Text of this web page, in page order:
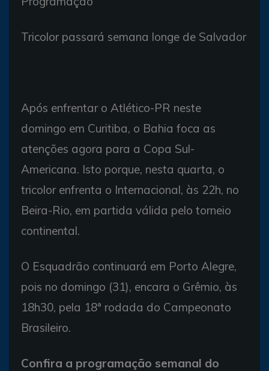
Tricolor passará semana longe de Salvador
Após enfrentar o Atlético-PR neste
domingo em Curitiba, o Bahia foca as
atenções agora para a Copa Sul-
Americana. Isto porque, nesta quarta, o
tricolor enfrenta o Internacional, às 22h, no
Beira-Rio, em partida válida pelo torneio
continental.
O Esquadrão continuará em Porto Alegre,
pois no domingo (31), encara o Grêmio, às
18h30, pela 18ª rodada do Campeonato
Brasileiro.
Confira a programação semanal do